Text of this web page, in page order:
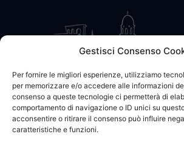
Gestisci Consenso
Per fornire le migliori esperienze, utilizziamo
per memorizzare e/o accedere alle informazioni
consenso a queste tecnologie ci permetterà di
comportamento di navigazione o ID unici su
acconsentire o ritirare il consenso può influire
caratteristiche e funzioni.
CONTATTACI COOKIE POLICY